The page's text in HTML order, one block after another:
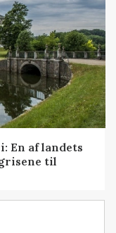
En af landets
til